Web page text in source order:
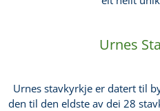
Urnes
Urnes stavkyrkje er datert til
den til den eldste av dei 28